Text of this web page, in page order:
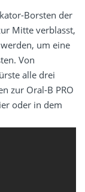
Borsten der
Mitte verblasst,
um eine
Von
alle drei
zur Oral-B PRO
oder in dem